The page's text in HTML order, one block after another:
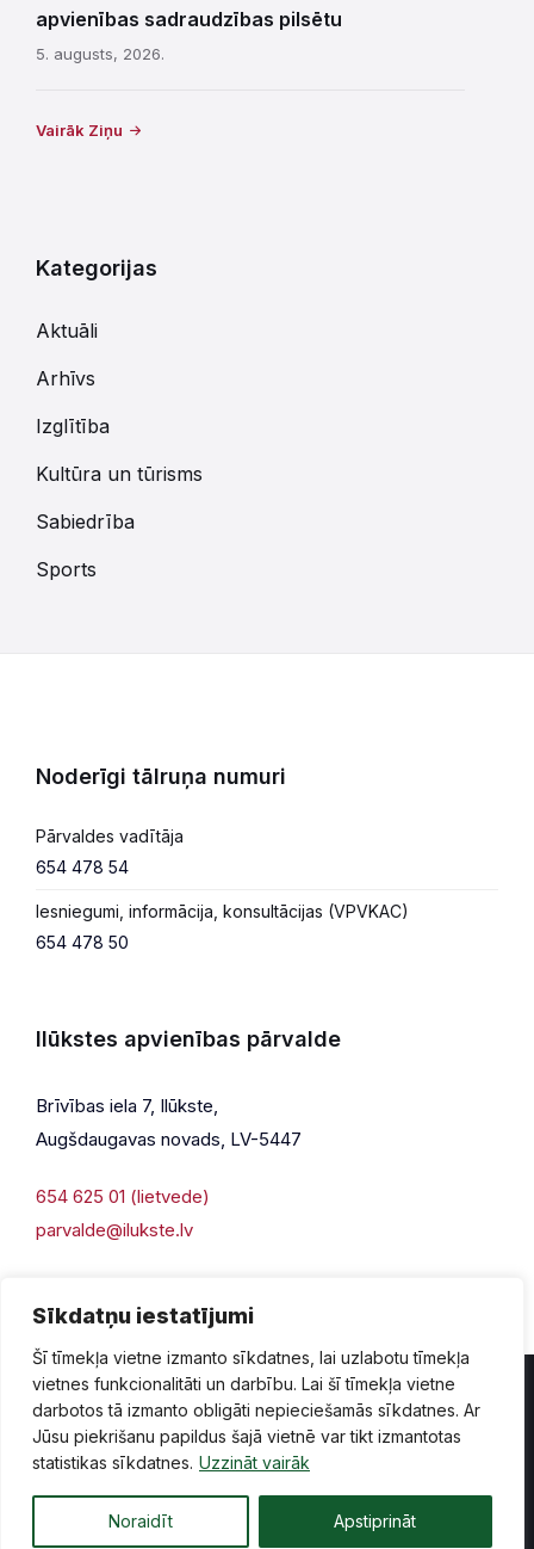
Sīkdatņu iestatījumi
Šī tīmekļa vietne izmanto sīkdatnes, lai uzlabotu tīmekļa
vietnes funkcionalitāti un darbību. Lai šī tīmekļa vietne
darbotos tā izmanto obligāti nepieciešamās sīkdatnes. Ar
Jūsu piekrišanu papildus šajā vietnē var tikt izmantotas
statistikas sīkdatnes. Uzzināt vairāk
Noraidīt Apstiprināt
apvienības sadraudzības pilsētu
5. augusts, 2026.
Vairāk Ziņu
Kategorijas
Aktuāli
Arhīvs
Izglītība
Kultūra un tūrisms
Sabiedrība
Sports
Noderīgi tālruņa numuri
Pārvaldes vadītāja
654 478 54
Iesniegumi, informācija, konsultācijas (VPVKAC)
654 478 50
Ilūkstes apvienības pārvalde
Brīvības iela 7, Ilūkste,
Augšdaugavas novads, LV-5447
654 625 01 (lietvede)
parvalde@ilukste.lv
Privātuma politika Piekļūstamība
Lapas karte
© 2026 Ilūkste, publicētā satura visas tiesības aizsargātas.